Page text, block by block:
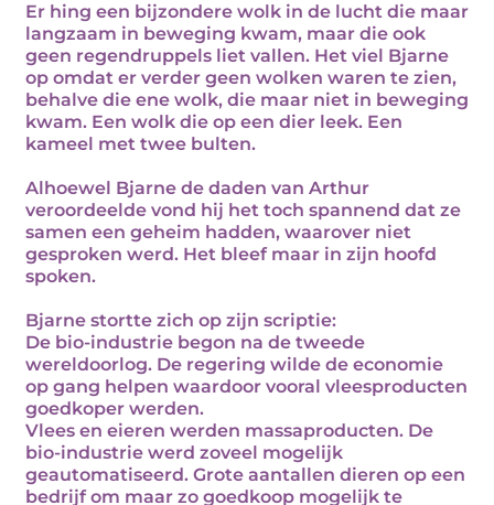
Er hing een bijzondere wolk in de lucht die maar
langzaam in beweging kwam, maar die ook
geen regendruppels liet vallen. Het viel Bjarne
op omdat er verder geen wolken waren te zien,
behalve die ene wolk, die maar niet in beweging
kwam. Een wolk die op een dier leek. Een
kameel met twee bulten.
Alhoewel Bjarne de daden van Arthur
veroordeelde vond hij het toch spannend dat ze
samen een geheim hadden, waarover niet
gesproken werd. Het bleef maar in zijn hoofd
spoken.
Bjarne stortte zich op zijn scriptie:
De bio-industrie begon na de tweede
wereldoorlog. De regering wilde de economie
op gang helpen waardoor vooral vleesproducten
goedkoper werden.
Vlees en eieren werden massaproducten. De
bio-industrie werd zoveel mogelijk
geautomatiseerd. Grote aantallen dieren op een
bedrijf om maar zo goedkoop mogelijk te